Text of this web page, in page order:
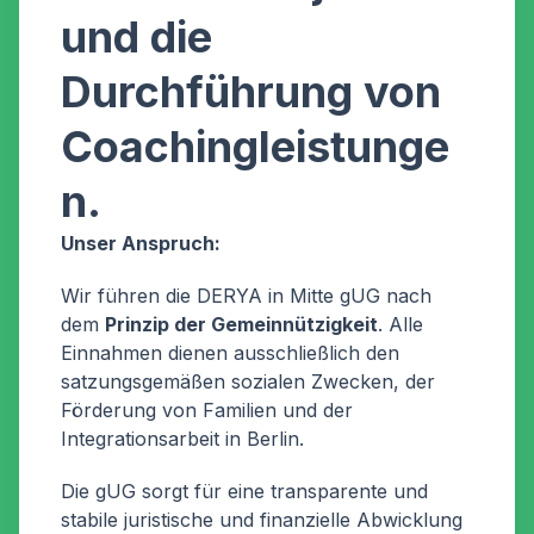
und die
Durchführung von
Coachingleistunge
n.
Unser Anspruch:
Wir führen die DERYA in Mitte gUG nach
dem Prinzip der Gemeinnützigkeit. Alle
Einnahmen dienen ausschließlich den
satzungsgemäßen sozialen Zwecken, der
Förderung von Familien und der
Integrationsarbeit in Berlin.
Die gUG sorgt für eine transparente und
stabile juristische und finanzielle Abwicklung